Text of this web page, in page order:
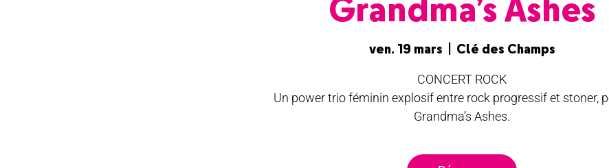
ven. 19 mars Clé des Champs
CONCERT ROCK
Un power trio féminin explosif entre rock progressif et stoner,
Grandma’s Ashes.